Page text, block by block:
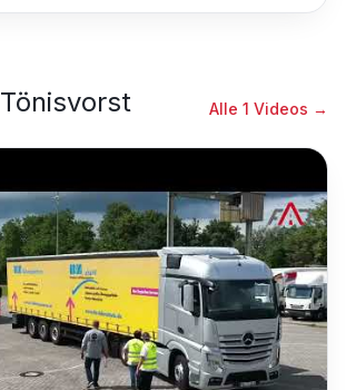
Tönisvorst Alle 1 Videos →